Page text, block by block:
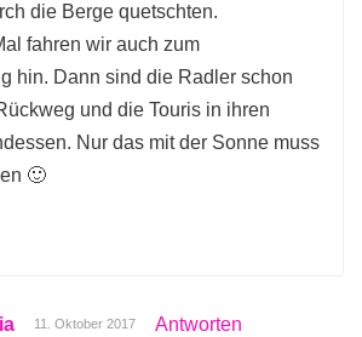
die Berge quetschten.
fahren wir auch zum
hin. Dann sind die Radler schon
und die Touris in ihren
Nur das mit der Sonne muss
🙂
11. Oktober 2017 Antworten